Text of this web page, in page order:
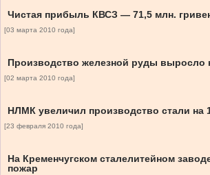
Чистая прибыль КВСЗ — 71,5 млн.
[03 марта 2010 года]
Производство железной руды выросло
[02 марта 2010 года]
НЛМК увеличил производство стали на
[23 февраля 2010 года]
На Кременчугском сталелитейном
пожар